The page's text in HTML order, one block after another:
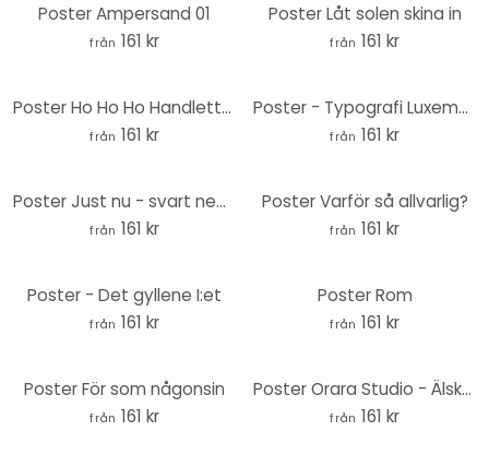
Poster Ampersand 01
från 161 kr
Poster Låt solen skina in
från 161 kr
Poster Ho Ho Ho Handlettering
från 161 kr
Poster - Typografi Luxemburg
från 161 kr
Poster Just nu - svart negativ
från 161 kr
Poster Varför så allvarlig?
från 161 kr
Poster - Det gyllene I:et
från 161 kr
Poster Rom
från 161 kr
Poster För som någonsin
från 161 kr
Poster Orara Studio - Älskar dig mer
från 161 kr